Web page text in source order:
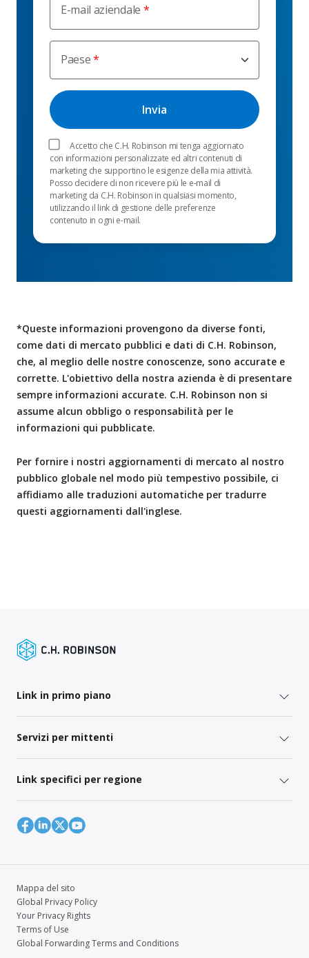
E-mail aziendale
Paese
Accetto che C.H. Robinson mi tenga aggiornato
con informazioni personalizzate ed altri contenuti di
marketing che supportino le esigenze della mia attività.
Posso decidere di non ricevere più le e-mail di
marketing da C.H. Robinson in qualsiasi momento,
utilizzando il link di gestione delle preferenze
contenuto in ogni e-mail.
*Queste informazioni provengono da diverse fonti,
come dati di mercato pubblici e dati di C.H. Robinson,
che, al meglio delle nostre conoscenze, sono accurate e
corrette. L'obiettivo della nostra azienda è di presentare
sempre informazioni accurate. C.H. Robinson non si
assume alcun obbligo o responsabilità per le
informazioni qui pubblicate.
Per fornire i nostri aggiornamenti di mercato al nostro
pubblico globale nel modo più tempestivo possibile, ci
affidiamo alle traduzioni automatiche per tradurre
questi aggiornamenti dall'inglese.
Link in primo piano
Servizi per mittenti
Link specifici per regione
Mappa del sito
Global Privacy Policy
Your Privacy Rights
Terms of Use
Global Forwarding Terms and Conditions